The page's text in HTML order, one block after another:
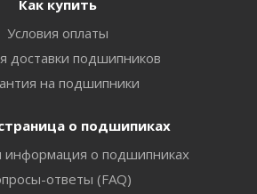
Как купить
Условия оплаты
доставки подшипников
на подшипники
о подшипиках
информация о подшипниках
ответы (FAQ)